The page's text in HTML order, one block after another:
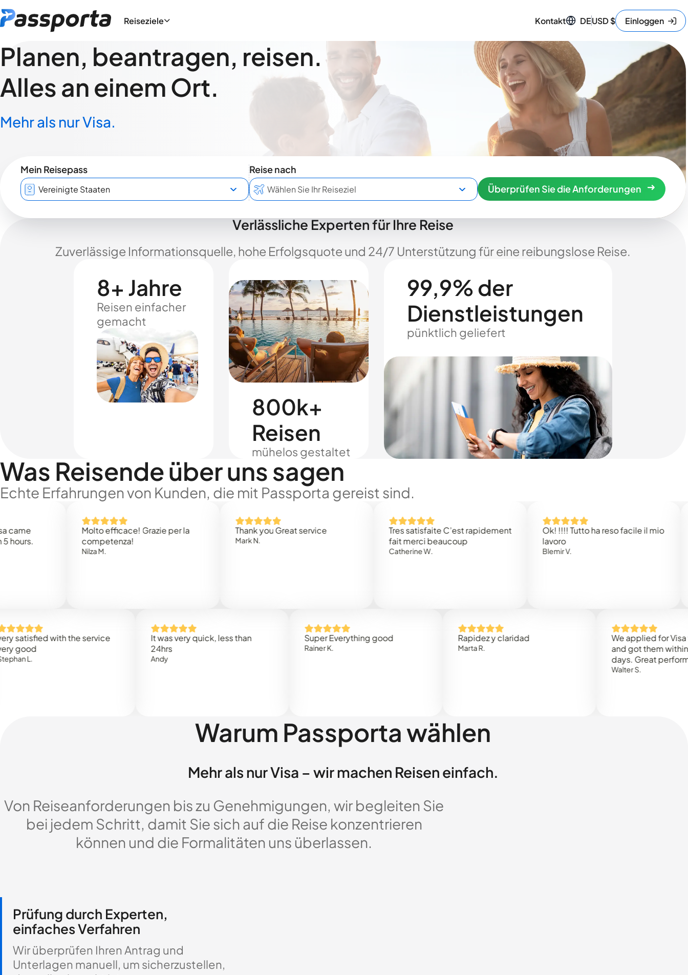
Reiseziele Kontakt DEUSD$ Einloggen
Planen, beantragen, reisen.
Alles an einem Ort.
Mehr als nur Visa.
Mein Reisepass
Reise nach
Überprüfen Sie die Anforderungen
Verlässliche Experten für Ihre Reise
Zuverlässige Informationsquelle, hohe Erfolgsquote und 24/7 Unterstützung für eine reibungslose Reise.
8+ Jahre
Reisen einfacher
gemacht
800k+
Reisen
mühelos gestaltet
99,9% der
Dienstleistungen
pünktlich geliefert
Was Reisende über uns sagen
Echte Erfahrungen von Kunden, die mit Passporta gereist sind.
Molto efficace! Grazie per la
competenza!
Thank you Great service
Tres satisfaite C’est rapidement
fait merci beaucoup
Catherine W.
Ok! !!!! Tutto ha reso facile il mio
Blemir V.
with the service
It was very quick, less than
Super Everything good
Rainer K.
Rapidez y claridad
We applied for Visa to
and got them within 3
days. Great performance!
Walter S.
Warum Passporta wählen
Mehr als nur Visa – wir machen Reisen einfach.
Von Reiseanforderungen bis zu Genehmigungen, wir begleiten Sie
bei jedem Schritt, damit Sie sich auf die Reise konzentrieren
können und die Formalitäten uns überlassen.
Prüfung durch Experten,
einfaches Verfahren
Wir überprüfen Ihren Antrag und
Unterlagen manuell, um sicherzustellen,